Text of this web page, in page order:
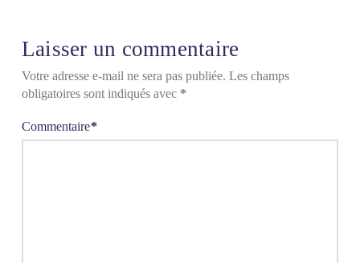
Laisser un commentaire
Votre adresse e-mail ne sera pas publiée. Les champs
obligatoires sont indiqués avec *
Commentaire*